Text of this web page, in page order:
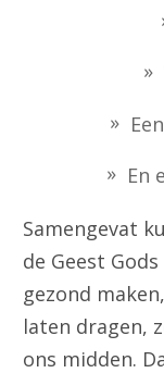
En
Samengevat
de Geest
gezond
laten dragen,
ons midden.